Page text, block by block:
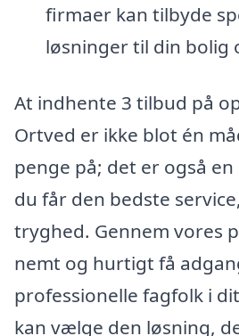
firmaer kan tilbyde
løsninger til din bolig
At indhente 3 tilbud på
Ortved er ikke blot én
penge på; det er også
du får den bedste
tryghed. Gennem vores
nemt og hurtigt få
professionelle fagfolk i
kan vælge den løsning,